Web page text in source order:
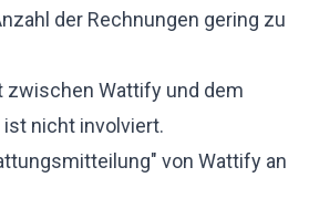
der Rechnungen gering zu
zwischen Wattify und dem
ist nicht involviert.
von Wattify an